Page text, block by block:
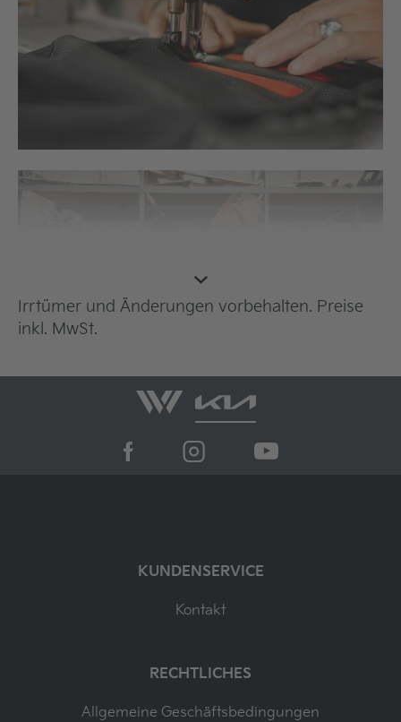
Irrtümer und Änderungen vorbehalten. Preise
inkl. MwSt.
KUNDENSERVICE
Kontakt
RECHTLICHES
Allgemeine Geschäftsbedingungen